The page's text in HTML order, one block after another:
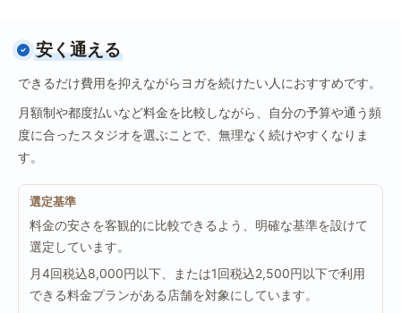
安く通える
できるだけ費用を抑えながらヨガを続けたい人におすすめです。
月額制や都度払いなど料金を比較しながら、自分の予算や通う頻
度に合ったスタジオを選ぶことで、無理なく続けやすくなりま
す。
選定基準
料金の安さを客観的に比較できるよう、明確な基準を設けて
選定しています。
月4回税込8,000円以下、または1回税込2,500円以下で利用
できる料金プランがある店舗を対象にしています。